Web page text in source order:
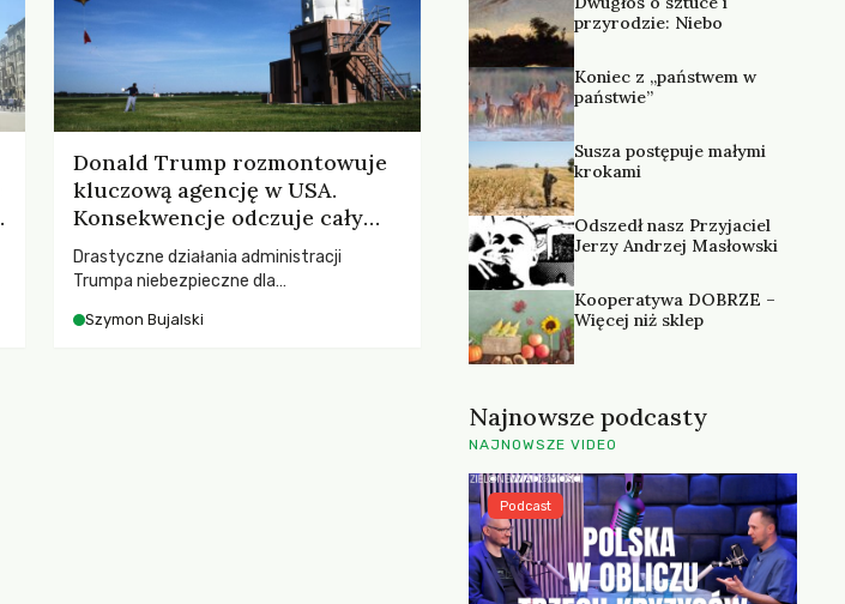
Donald Trump rozmontowuje
kluczową agencję w USA.
Konsekwencje odczuje cały
świat.
Drastyczne działania administracji
Trumpa niebezpieczne dla
Szymon Bujalski
przyrodzie: Niebo
Koniec z „państwem w
państwie”
Susza postępuje małymi
krokami
Odszedł nasz Przyjaciel
Jerzy Andrzej Masłowski
Kooperatywa DOBRZE –
Więcej niż sklep
Najnowsze podcasty
NAJNOWSZE VIDEO
Podcast